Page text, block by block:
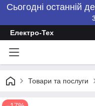
Сьогодні останній
Електро-Тех
Товари та послуги